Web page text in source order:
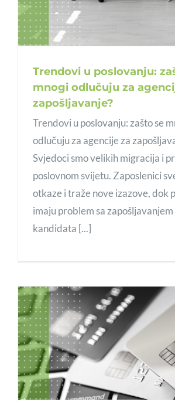
Trendovi u poslovanju:
mnogi odlučuju za
zapošljavanje?
Trendovi u poslovanju: zašto se
odlučuju za agencije za
Svjedoci smo velikih migracija i
poslovnom svijetu. Zaposlenici
otkaze i traže nove izazove, dok
imaju problem sa
kandidata [...]